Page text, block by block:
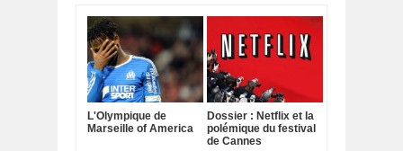
L'Olympique de
Marseille of America
Dossier : Netflix et la
polémique du festival
de Cannes